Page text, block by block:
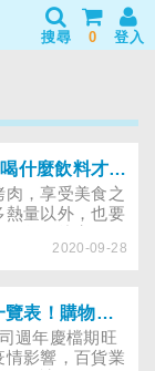
搜尋 0 登入
中秋節烤肉、吃月餅，喝什麼飲料才能解油膩與脹氣？中醫師傳授DIY消脂茶
，享受美食之
熱量以外，也要
只要避開產氣食
中醫師DIY自
解便祕！
2020-09-28
2020百貨周年慶檔期一覽表！購物狂必看４招激省術，優惠最多最划算
週年慶檔期旺
影響，百貨業